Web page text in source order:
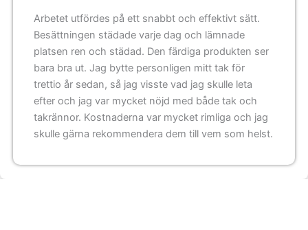
Arbetet utfördes på ett snabbt och effektivt sätt.
Besättningen städade varje dag och lämnade
platsen ren och städad. Den färdiga produkten ser
bara bra ut. Jag bytte personligen mitt tak för
trettio år sedan, så jag visste vad jag skulle leta
efter och jag var mycket nöjd med både tak och
takrännor. Kostnaderna var mycket rimliga och jag
skulle gärna rekommendera dem till vem som helst.